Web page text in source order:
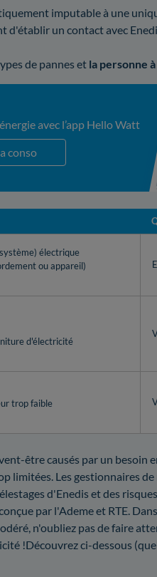
imputable à une
d'établir un contact avec
de pannes et la personne
avec l’app Hello Watt
conso
électrique
ou appareil)
d'électricité
trop faible
être causés par un besoin
limitées. Les gestionnaires
d'Enedis et des
par l'Ademe et RTE.
n'oubliez pas de faire
!Découvrez ci-dessous